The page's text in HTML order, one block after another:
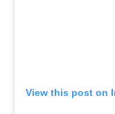
View this post on